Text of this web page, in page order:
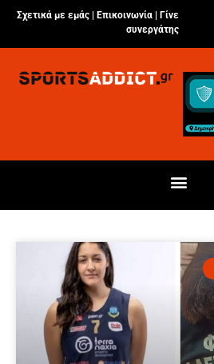
Σχετικά με εμάς | Επικοινωνία
Γίνε
συνεργάτης